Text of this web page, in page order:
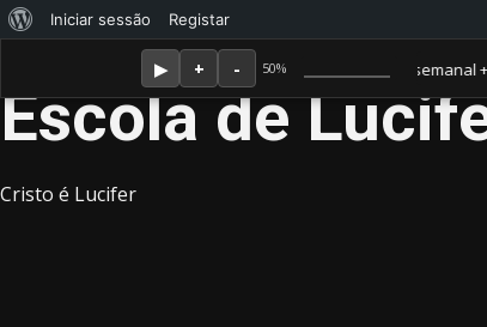
50%
Membro Amor ganha jornal mensal + aula semanal +
Sobre
WordPress
Iniciar sessão Registar
content
Escola de
Cristo é Lucifer